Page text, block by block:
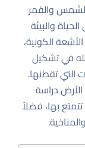
والقمر
والبيئة
الكونية،
في تشكيل
التي تقطنها.
دراسة
بها، فضلاً